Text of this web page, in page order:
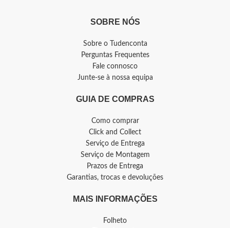
SOBRE NÓS
Sobre o Tudenconta
Perguntas Frequentes
Fale connosco
Junte-se à nossa equipa
GUIA DE COMPRAS
Como comprar
Click and Collect
Serviço de Entrega
Serviço de Montagem
Prazos de Entrega
Garantias, trocas e devoluções
MAIS INFORMAÇÕES
Folheto